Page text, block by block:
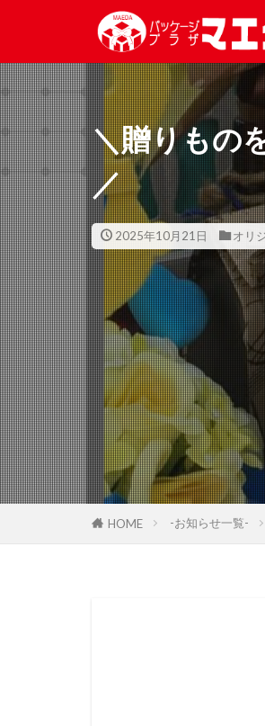
＼贈りもの
／
2025年10月21日 オリ
HOME -お知らせ一覧-